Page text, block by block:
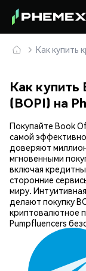
Как купить
Как купить
(BOPI) на
Покупайте Book
самой
доверяют
мгновенными
включая
сторонние
миру.
делают покупку
криптовалютное
Pumpfluencers